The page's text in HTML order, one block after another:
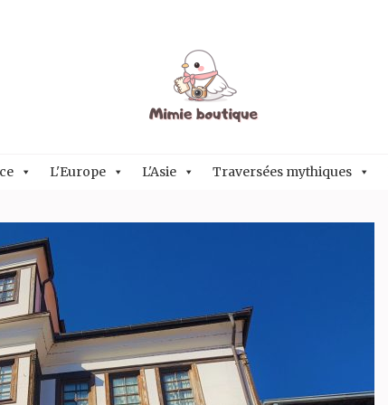
L'Europe L'Asie Traversées mythiques